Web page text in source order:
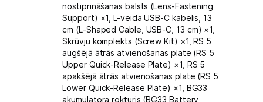
nostiprināšanas balsts (Lens‑Fastening
Support) ×1, L-veida USB‑C kabelis, 13
cm (L‑Shaped Cable, USB‑C, 13 cm) ×1,
Skrūvju komplekts (Screw Kit) ×1, RS 5
augšējā ātrās atvienošanas plate (RS 5
Upper Quick‑Release Plate) ×1, RS 5
apakšējā ātrās atvienošanas plate (RS 5
Lower Quick‑Release Plate) ×1, BG33
akumulatora rokturis (BG33 Battery